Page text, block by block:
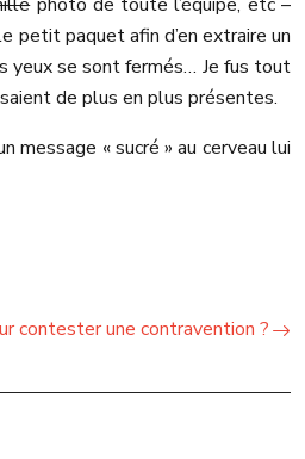
petit paquet afin d’en extraire un
yeux se sont fermés… Je fus tout
de plus en plus présentes.
« sucré » au cerveau lui
contester une contravention ?